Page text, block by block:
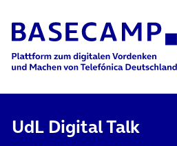
Main Navigation
UdL Digital Talk